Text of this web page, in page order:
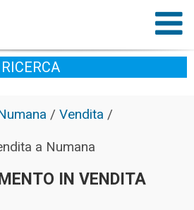
/Vendita /
a Numana
IN VENDITA